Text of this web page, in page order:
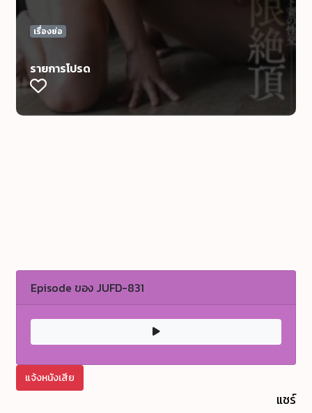
เรื่องย่อ
รายการโปรด
Episode ของ JUFD-831
แจ้งหนังเสีย
แชร์